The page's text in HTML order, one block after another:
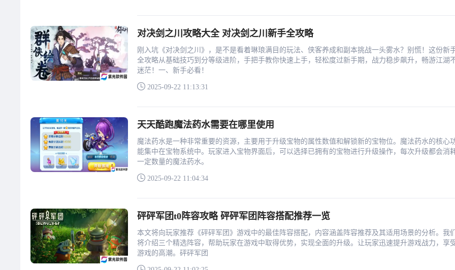
对决剑之川攻略大全 对决剑之川新手全攻略
刚入坑《对决剑之川》，是不是看着琳琅满目的玩法、侠客养成和副本挑战一头雾水？别慌！这份新
全攻略从基础技巧到分等级进阶，手把手教你快速上手，轻松度过新手期，战力稳步飙升，畅游江湖
迷茫！一、新手必看！
2025-09-22 11:13:31
天天酷跑魔法药水需要在哪里使用
魔法药水是一种非常重要的资源，主要用于升级宝物的属性数值和解锁新的宝物位。魔法药水的核心
能集中在宝物系统中。玩家进入宝物界面后，可以选择已拥有的宝物进行升级操作，每次升级都会消
一定数量的魔法药水。
2025-09-22 11:04:34
砰砰军团t0阵容攻略 砰砰军团阵容搭配推荐一览
本文将向玩家推荐《砰砰军团》游戏中的最佳阵容搭配，内容涵盖阵容推荐及其适用场景的分析。我
将介绍三个精选阵容，帮助玩家在游戏中取得优势，实现全面的升级。让玩家迅速提升游戏战力，享
游戏的高潮。砰砰军团